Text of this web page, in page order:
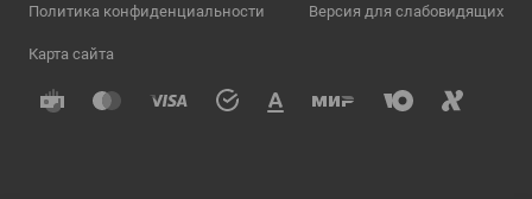
Политика конфиденциальности Версия для слабовидящих
Карта сайта